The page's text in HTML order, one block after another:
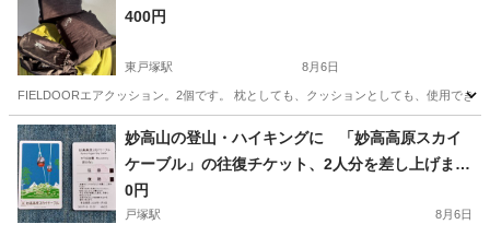
400円
東戸塚駅 8月6日
FIELDOORエアクッション。2個です。 枕としても、クッションとしても、使用でき
神奈川 横浜市 東戸塚駅 その他
妙高山の登山・ハイキングに 「妙高高原スカイ
ケーブル」の往復チケット、2人分を差し上げま
す。
0円
戸塚駅 8月6日